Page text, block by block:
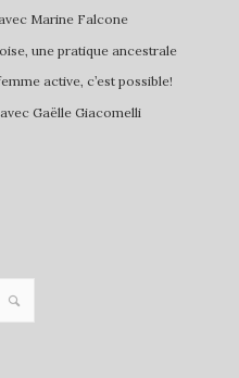
Marine Falcone
une pratique ancestrale
active, c’est possible!
Gaëlle Giacomelli